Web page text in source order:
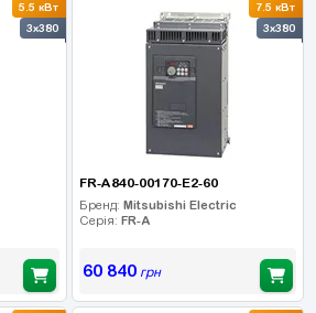
5.5 кВт
3x380
7.5 кВт
3x380
FR-A840-00170-E2-60
Бренд: Mitsubishi Electric
Серія: FR-A
60 840грн